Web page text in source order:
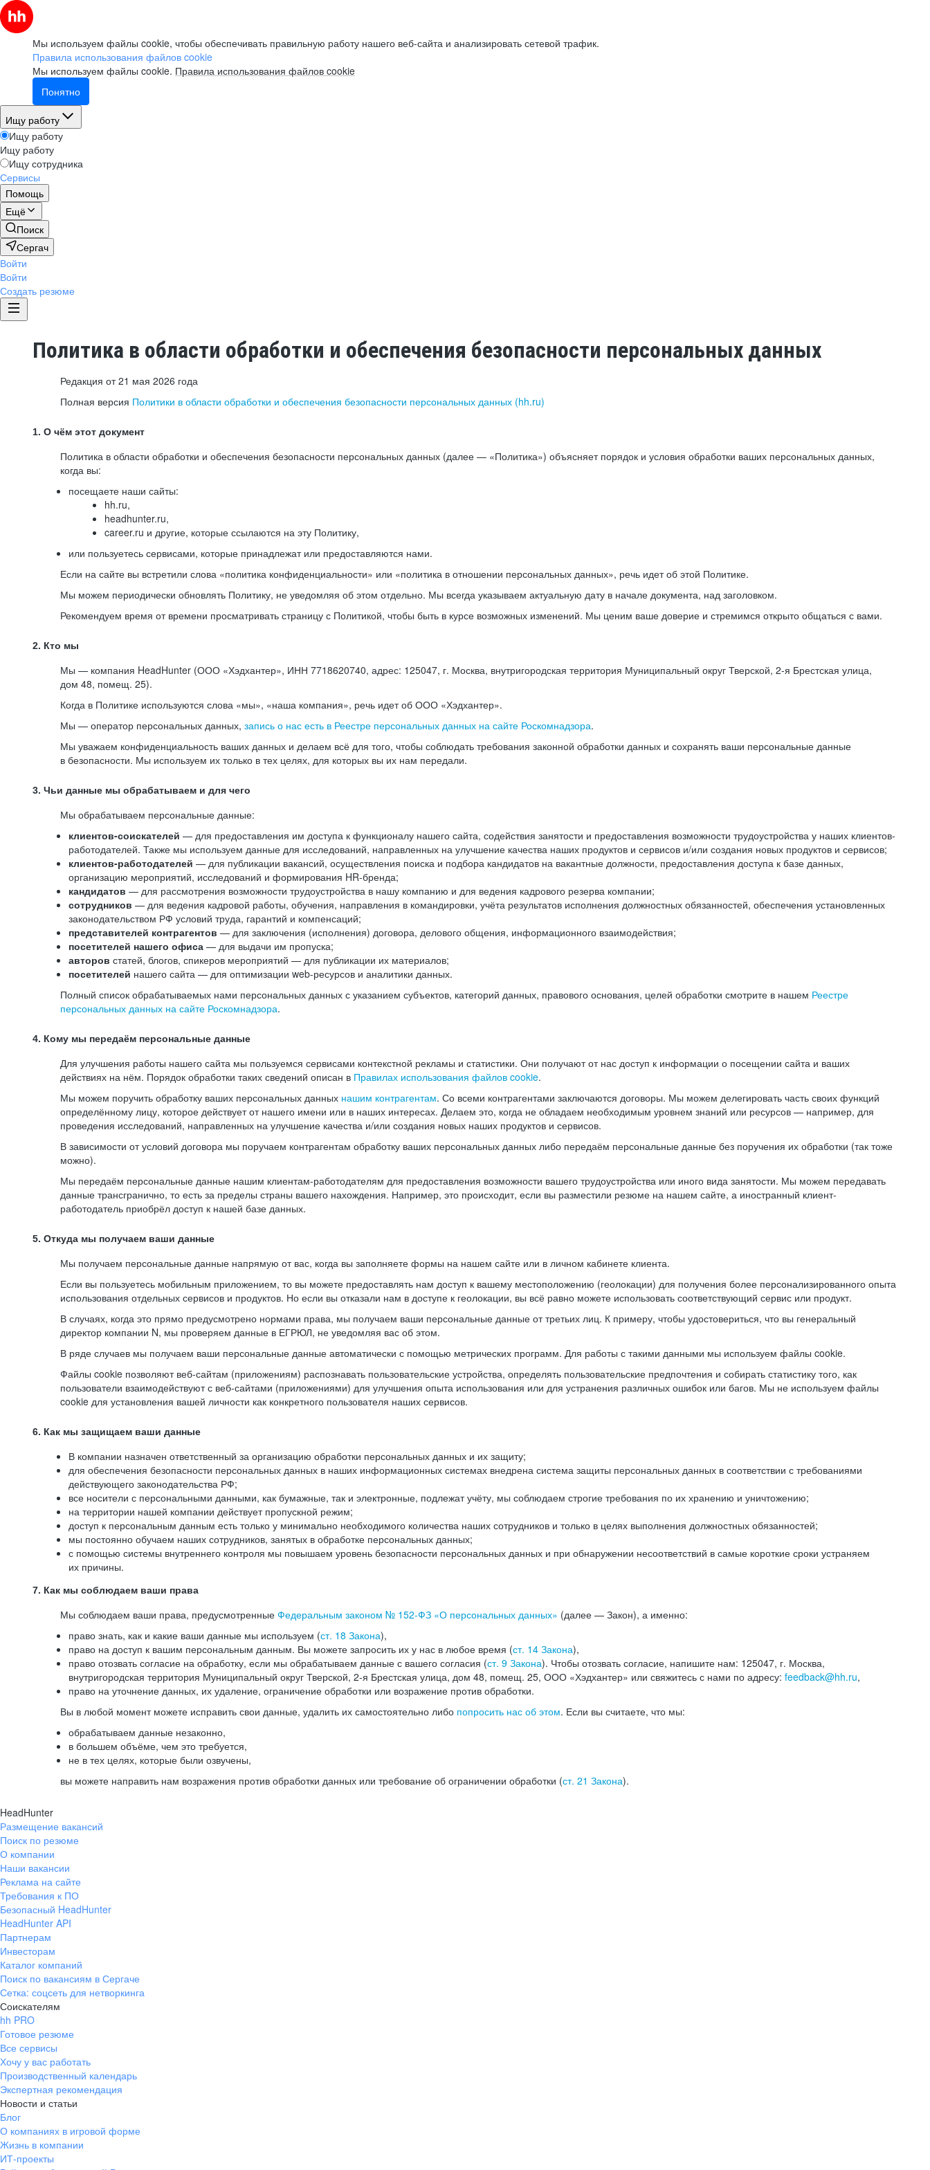
Мы используем файлы cookie, чтобы обеспечивать правильную работу нашего веб-сайта и анализировать сетевой трафик.
Правила использования файлов cookie
Мы используем файлы cookie. Правила использования файлов cookie
Понятно
Ищу работу
Ищу работу
Ищу работу
Ищу сотрудника
Сервисы
Помощь
Ещё
Поиск
Сергач
Войти
Войти
Создать резюме
Политика в области обработки и обеспечения безопасности персональных данных
Редакция от 21 мая 2026 года
Полная версия Политики в области обработки и обеспечения безопасности персональных данных (hh.ru)
1. О чём этот документ
Политика в области обработки и обеспечения безопасности персональных данных (далее — «Политика») объясняет порядок и условия обработки ваших персональных данных,
когда вы:
посещаете наши сайты:
hh.ru,
headhunter.ru,
career.ru и другие, которые ссылаются на эту Политику,
или пользуетесь сервисами, которые принадлежат или предоставляются нами.
Если на сайте вы встретили слова «политика конфиденциальности» или «политика в отношении персональных данных», речь идет об этой Политике.
Мы можем периодически обновлять Политику, не уведомляя об этом отдельно. Мы всегда указываем актуальную дату в начале документа, над заголовком.
Рекомендуем время от времени просматривать страницу с Политикой, чтобы быть в курсе возможных изменений. Мы ценим ваше доверие и стремимся открыто общаться с вами.
2. Кто мы
Мы — компания HeadHunter (ООО «Хэдхантер», ИНН 7718620740, адрес: 125047, г. Москва, внутригородская территория Муниципальный округ Тверской, 2-я Брестская улица,
дом 48, помещ. 25).
Когда в Политике используются слова «мы», «наша компания», речь идет об ООО «Хэдхантер».
Мы — оператор персональных данных, запись о нас есть в Реестре персональных данных на сайте Роскомнадзора.
Мы уважаем конфиденциальность ваших данных и делаем всё для того, чтобы соблюдать требования законной обработки данных и сохранять ваши персональные данные
в безопасности. Мы используем их только в тех целях, для которых вы их нам передали.
3. Чьи данные мы обрабатываем и для чего
Мы обрабатываем персональные данные:
клиентов-соискателей — для предоставления им доступа к функционалу нашего сайта, содействия занятости и предоставления возможности трудоустройства у наших клиентов-
работодателей. Также мы используем данные для исследований, направленных на улучшение качества наших продуктов и сервисов и/или создания новых продуктов и сервисов;
клиентов-работодателей — для публикации вакансий, осуществления поиска и подбора кандидатов на вакантные должности, предоставления доступа к базе данных,
организацию мероприятий, исследований и формирования HR-бренда;
кандидатов — для рассмотрения возможности трудоустройства в нашу компанию и для ведения кадрового резерва компании;
сотрудников — для ведения кадровой работы, обучения, направления в командировки, учёта результатов исполнения должностных обязанностей, обеспечения установленных
законодательством РФ условий труда, гарантий и компенсаций;
представителей контрагентов — для заключения (исполнения) договора, делового общения, информационного взаимодействия;
посетителей нашего офиса — для выдачи им пропуска;
авторов статей, блогов, спикеров мероприятий — для публикации их материалов;
посетителей нашего сайта — для оптимизации web-ресурсов и аналитики данных.
Полный список обрабатываемых нами персональных данных с указанием субъектов, категорий данных, правового основания, целей обработки смотрите в нашем Реестре
персональных данных на сайте Роскомнадзора.
4. Кому мы передаём персональные данные
Для улучшения работы нашего сайта мы пользуемся сервисами контекстной рекламы и статистики. Они получают от нас доступ к информации о посещении сайта и ваших
действиях на нём. Порядок обработки таких сведений описан в Правилах использования файлов cookie.
Мы можем поручить обработку ваших персональных данных нашим контрагентам. Со всеми контрагентами заключаются договоры. Мы можем делегировать часть своих функций
определённому лицу, которое действует от нашего имени или в наших интересах. Делаем это, когда не обладаем необходимым уровнем знаний или ресурсов — например, для
проведения исследований, направленных на улучшение качества и/или создания новых наших продуктов и сервисов.
В зависимости от условий договора мы поручаем контрагентам обработку ваших персональных данных либо передаём персональные данные без поручения их обработки (так тоже
можно).
Мы передаём персональные данные нашим клиентам-работодателям для предоставления возможности вашего трудоустройства или иного вида занятости. Мы можем передавать
данные трансгранично, то есть за пределы страны вашего нахождения. Например, это происходит, если вы разместили резюме на нашем сайте, а иностранный клиент-
работодатель приобрёл доступ к нашей базе данных.
5. Откуда мы получаем ваши данные
Мы получаем персональные данные напрямую от вас, когда вы заполняете формы на нашем сайте или в личном кабинете клиента.
Если вы пользуетесь мобильным приложением, то вы можете предоставлять нам доступ к вашему местоположению (геолокации) для получения более персонализированного опыта
использования отдельных сервисов и продуктов. Но если вы отказали нам в доступе к геолокации, вы всё равно можете использовать соответствующий сервис или продукт.
В случаях, когда это прямо предусмотрено нормами права, мы получаем ваши персональные данные от третьих лиц. К примеру, чтобы удостовериться, что вы генеральный
директор компании N, мы проверяем данные в ЕГРЮЛ, не уведомляя вас об этом.
В ряде случаев мы получаем ваши персональные данные автоматически с помощью метрических программ. Для работы с такими данными мы используем файлы cookie.
Файлы cookie позволяют веб-сайтам (приложениям) распознавать пользовательские устройства, определять пользовательские предпочтения и собирать статистику того, как
пользователи взаимодействуют с веб-сайтами (приложениями) для улучшения опыта использования или для устранения различных ошибок или багов. Мы не используем файлы
cookie для установления вашей личности как конкретного пользователя наших сервисов.
6. Как мы защищаем ваши данные
В компании назначен ответственный за организацию обработки персональных данных и их защиту;
для обеспечения безопасности персональных данных в наших информационных системах внедрена система защиты персональных данных в соответствии с требованиями
действующего законодательства РФ;
все носители с персональными данными, как бумажные, так и электронные, подлежат учёту, мы соблюдаем строгие требования по их хранению и уничтожению;
на территории нашей компании действует пропускной режим;
доступ к персональным данным есть только у минимально необходимого количества наших сотрудников и только в целях выполнения должностных обязанностей;
мы постоянно обучаем наших сотрудников, занятых в обработке персональных данных;
с помощью системы внутреннего контроля мы повышаем уровень безопасности персональных данных и при обнаружении несоответствий в самые короткие сроки устраняем
их причины.
7. Как мы соблюдаем ваши права
Мы соблюдаем ваши права, предусмотренные Федеральным законом № 152-ФЗ «О персональных данных» (далее — Закон), а именно:
право знать, как и какие ваши данные мы используем (ст. 18 Закона),
право на доступ к вашим персональным данным. Вы можете запросить их у нас в любое время (ст. 14 Закона),
право отозвать согласие на обработку, если мы обрабатываем данные с вашего согласия (ст. 9 Закона). Чтобы отозвать согласие, напишите нам: 125047, г. Москва,
внутригородская территория Муниципальный округ Тверской, 2-я Брестская улица, дом 48, помещ. 25, ООО «Хэдхантер» или свяжитесь с нами по адресу: feedback@hh.ru,
право на уточнение данных, их удаление, ограничение обработки или возражение против обработки.
Вы в любой момент можете исправить свои данные, удалить их самостоятельно либо попросить нас об этом. Если вы считаете, что мы:
обрабатываем данные незаконно,
в большем объёме, чем это требуется,
не в тех целях, которые были озвучены,
вы можете направить нам возражения против обработки данных или требование об ограничении обработки (ст. 21 Закона).
HeadHunter
Размещение вакансий
Поиск по резюме
О компании
Наши вакансии
Реклама на сайте
Требования к ПО
Безопасный HeadHunter
HeadHunter API
Партнерам
Инвесторам
Каталог компаний
Поиск по вакансиям в Сергаче
Сетка: соцсеть для нетворкинга
Соискателям
hh PRO
Готовое резюме
Все сервисы
Хочу у вас работать
Производственный календарь
Экспертная рекомендация
Новости и статьи
Блог
О компаниях в игровой форме
Жизнь в компании
ИТ-проекты